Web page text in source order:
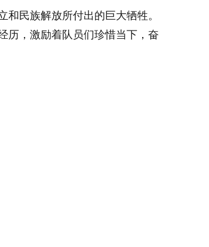
民族解放所付出的巨大牺牲。
历，激励着队员们珍惜当下，奋